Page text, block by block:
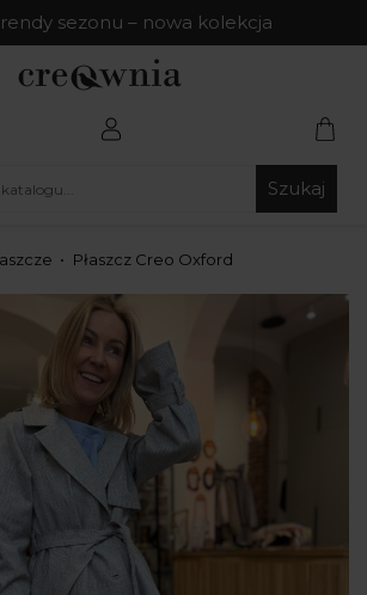
sezonu – nowa kolekcja
Szukaj
Płaszcz Creo Oxford